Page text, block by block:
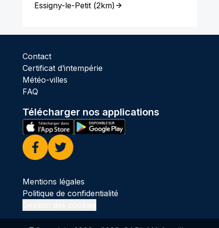
Essigny-le-Petit(2km)
Contact
Certificat d’intempérie
Météo-villes
FAQ
Télécharger nos applications
Facebook
Twitter
Mentions légales
Politique de confidentialité